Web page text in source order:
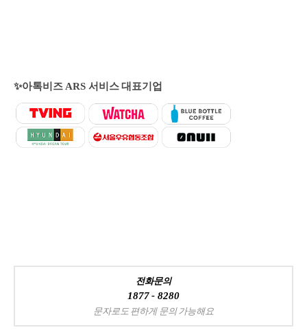
✨아톡비즈 ARS 서비스 대표기업
전화문의
1877 - 8280
문자로도 편하게 문의 가능해요